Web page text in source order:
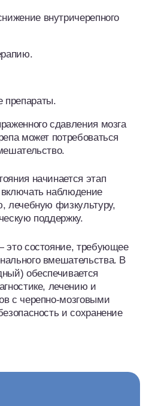
внутричерепного
препараты.
сдавления мозга
может потребоваться
начинается этап
наблюдение
лечебную физкультуру,
поддержку.
это состояние, требующее
вмешательства. В
обеспечивается
лечению и
с черепно-мозговыми
и сохранение